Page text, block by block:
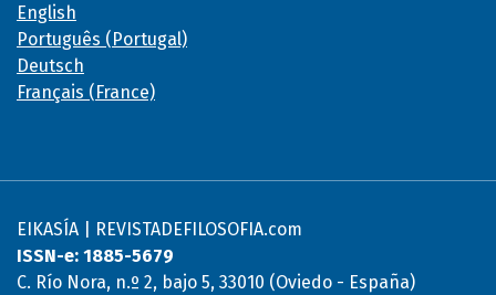
English
Português (Portugal)
Deutsch
Français (France)
EIKASÍA | REVISTADEFILOSOFIA.com
ISSN-e: 1885-5679
C. Río Nora, n.º 2, bajo 5, 33010 (Oviedo - España)